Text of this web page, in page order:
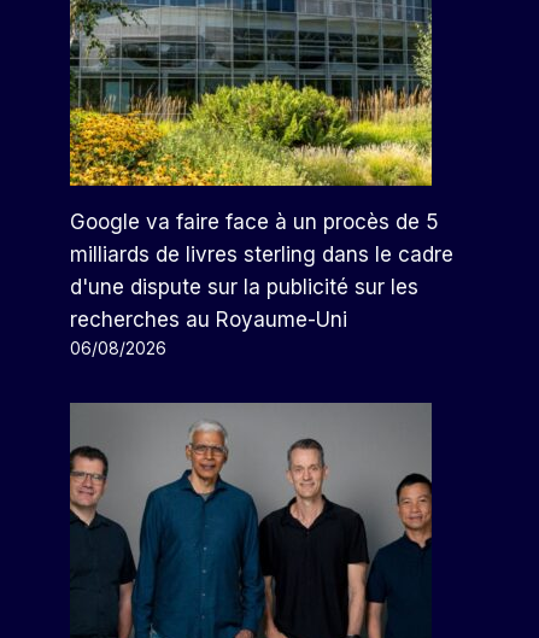
Google va faire face à un procès de 5
milliards de livres sterling dans le cadre
d'une dispute sur la publicité sur les
recherches au Royaume-Uni
06/08/2026